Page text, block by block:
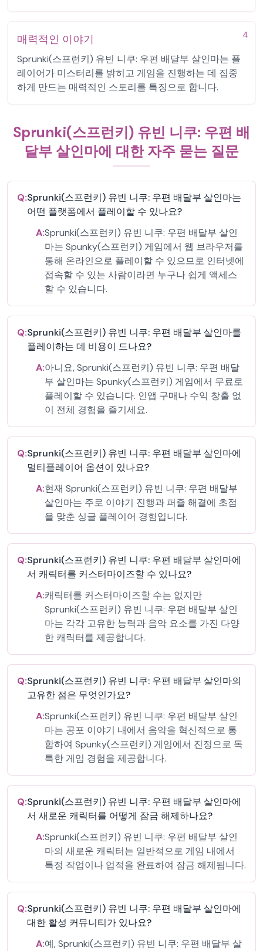
4
매력적인 이야기
Sprunki(스프런키) 유빈 니쿠: 우편 배달부 살인마는 플
레이어가 미스터리를 밝히고 게임을 진행하는 데 집중
하게 만드는 매력적인 스토리를 특징으로 합니다.
Sprunki(스프런키) 유빈 니쿠: 우편 배
달부 살인마에 대한 자주 묻는 질문
Q:Sprunki(스프런키) 유빈 니쿠: 우편 배달부 살인마는
어떤 플랫폼에서 플레이할 수 있나요?
A:Sprunki(스프런키) 유빈 니쿠: 우편 배달부 살인
마는 Spunky(스프런키) 게임에서 웹 브라우저를
통해 온라인으로 플레이할 수 있으므로 인터넷에
접속할 수 있는 사람이라면 누구나 쉽게 액세스
할 수 있습니다.
Q:Sprunki(스프런키) 유빈 니쿠: 우편 배달부 살인마를
플레이하는 데 비용이 드나요?
A:아니요, Sprunki(스프런키) 유빈 니쿠: 우편 배달
부 살인마는 Spunky(스프런키) 게임에서 무료로
플레이할 수 있습니다. 인앱 구매나 수익 창출 없
이 전체 경험을 즐기세요.
Q:Sprunki(스프런키) 유빈 니쿠: 우편 배달부 살인마에
멀티플레이어 옵션이 있나요?
A:현재 Sprunki(스프런키) 유빈 니쿠: 우편 배달부
살인마는 주로 이야기 진행과 퍼즐 해결에 초점
을 맞춘 싱글 플레이어 경험입니다.
Q:Sprunki(스프런키) 유빈 니쿠: 우편 배달부 살인마에
서 캐릭터를 커스터마이즈할 수 있나요?
A:캐릭터를 커스터마이즈할 수는 없지만
Sprunki(스프런키) 유빈 니쿠: 우편 배달부 살인
마는 각각 고유한 능력과 음악 요소를 가진 다양
한 캐릭터를 제공합니다.
Q:Sprunki(스프런키) 유빈 니쿠: 우편 배달부 살인마의
고유한 점은 무엇인가요?
A:Sprunki(스프런키) 유빈 니쿠: 우편 배달부 살인
마는 공포 이야기 내에서 음악을 혁신적으로 통
합하여 Spunky(스프런키) 게임에서 진정으로 독
특한 게임 경험을 제공합니다.
Q:Sprunki(스프런키) 유빈 니쿠: 우편 배달부 살인마에
서 새로운 캐릭터를 어떻게 잠금 해제하나요?
A:Sprunki(스프런키) 유빈 니쿠: 우편 배달부 살인
마의 새로운 캐릭터는 일반적으로 게임 내에서
특정 작업이나 업적을 완료하여 잠금 해제됩니다.
Q:Sprunki(스프런키) 유빈 니쿠: 우편 배달부 살인마에
대한 활성 커뮤니티가 있나요?
A:예, Sprunki(스프런키) 유빈 니쿠: 우편 배달부 살